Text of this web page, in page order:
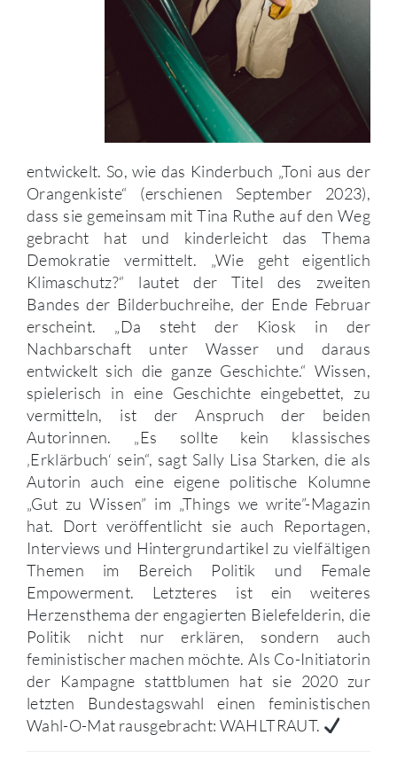
entwickelt. So, wie das Kinderbuch „Toni aus der
Orangenkiste“ (erschienen September 2023),
dass sie gemeinsam mit Tina Ruthe auf den Weg
gebracht hat und kinderleicht das Thema
Demokratie vermittelt. „Wie geht eigentlich
Klimaschutz?“ lautet der Titel des zweiten
Bandes der Bilderbuchreihe, der Ende Februar
erscheint. „Da steht der Kiosk in der
Nachbarschaft unter Wasser und daraus
entwickelt sich die ganze Geschichte.“ Wissen,
spielerisch in eine Geschichte eingebettet, zu
vermitteln, ist der Anspruch der beiden
Autorinnen. „Es sollte kein klassisches
‚Erklärbuch‘ sein“, sagt Sally Lisa Starken, die als
Autorin auch eine eigene politische Kolumne
„Gut zu Wissen” im „Things we write”-Magazin
hat. Dort veröffentlicht sie auch Reportagen,
Interviews und Hintergrundartikel zu vielfältigen
Themen im Bereich Politik und Female
Empowerment. Letzteres ist ein weiteres
Herzensthema der engagierten Bielefelderin, die
Politik nicht nur erklären, sondern auch
feministischer machen möchte. Als Co-Initiatorin
der Kampagne stattblumen hat sie 2020 zur
letzten Bundestagswahl einen feministischen
Wahl-O-Mat rausgebracht: WAHLTRAUT.